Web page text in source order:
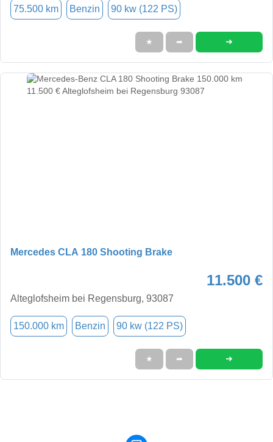
75.500 km Benzin 90 kw (122 PS)
★ ➦ ➜
Mercedes CLA 180 Shooting Brake
11.500 €
Alteglofsheim bei Regensburg, 93087
150.000 km Benzin 90 kw (122 PS)
★ ➦ ➜